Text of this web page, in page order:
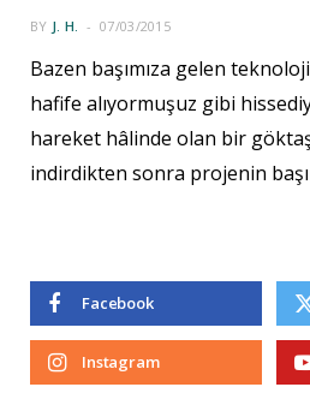
BY J. H. 07/03/2015
Bazen başımıza gelen
hafife alıyormuşuz gibi
hareket hâlinde olan bir
indirdikten sonra projenin
Facebook
Instagram